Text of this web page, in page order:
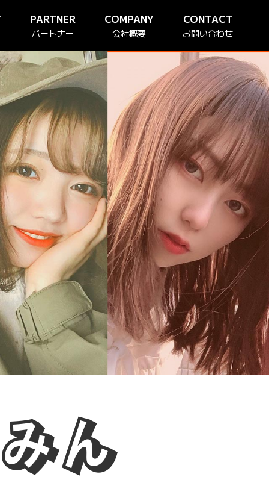
PARTNER
パートナー
COMPANY
会社概要
CONTACT
お問い合わせ
ん